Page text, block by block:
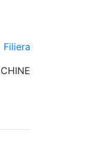
Filiera